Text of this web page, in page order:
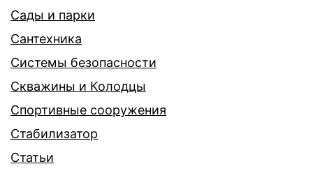
Сады и парки
Сантехника
Системы безопасности
Скважины и Колодцы
Спортивные сооружения
Стабилизатор
Статьи